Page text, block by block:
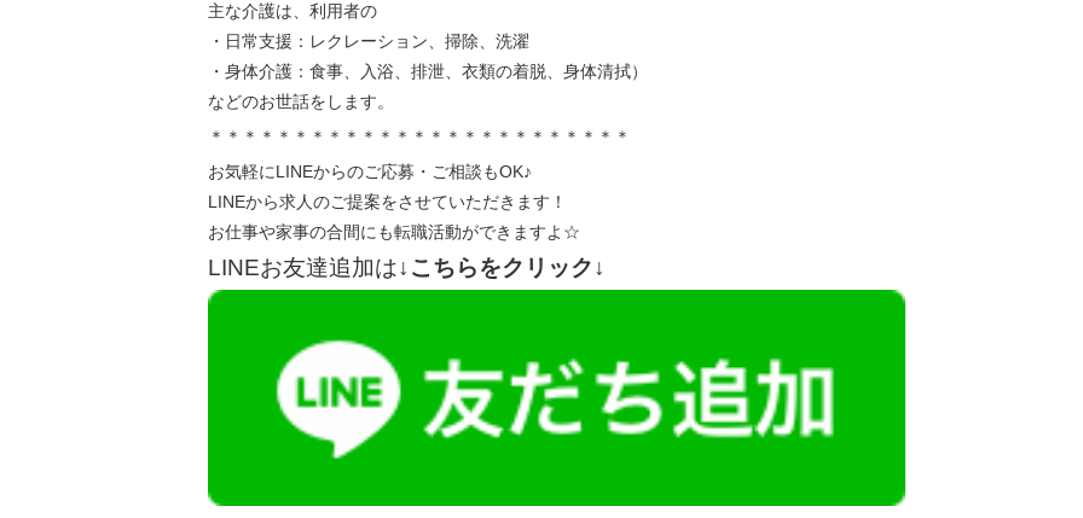
主な介護は、利用者の
・日常支援：レクレーション、掃除、洗濯
・身体介護：食事、入浴、排泄、衣類の着脱、身体清拭）
などのお世話をします。
＊＊＊＊＊＊＊＊＊＊＊＊＊＊＊＊＊＊＊＊＊＊＊＊＊
お気軽にLINEからのご応募・ご相談もOK♪
LINEから求人のご提案をさせていただきます！
お仕事や家事の合間にも転職活動ができますよ☆
LINEお友達追加は↓こちらをクリック↓